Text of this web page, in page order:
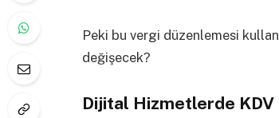
Peki bu vergi düzenlemesi
değişecek?
Dijital Hizmetlerde